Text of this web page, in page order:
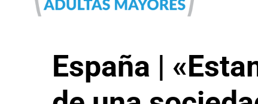
España |